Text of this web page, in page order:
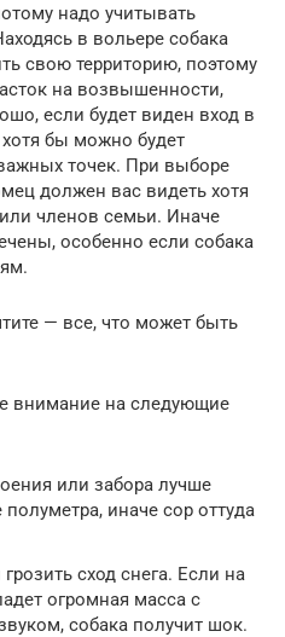
надо учитывать
в вольере собака
свою территорию, поэтому
на возвышенности,
если будет виден вход в
бы можно будет
точек. При выборе
должен вас видеть хотя
членов семьи. Иначе
особенно если собака
— все, что может быть
внимание на следующие
или забора лучше
полуметра, иначе сор оттуда
сход снега. Если на
огромная масса с
собака получит шок.